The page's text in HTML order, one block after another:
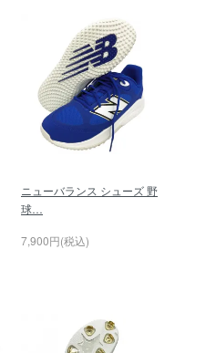
ニューバランス シューズ 野
球…
7,900円(税込)